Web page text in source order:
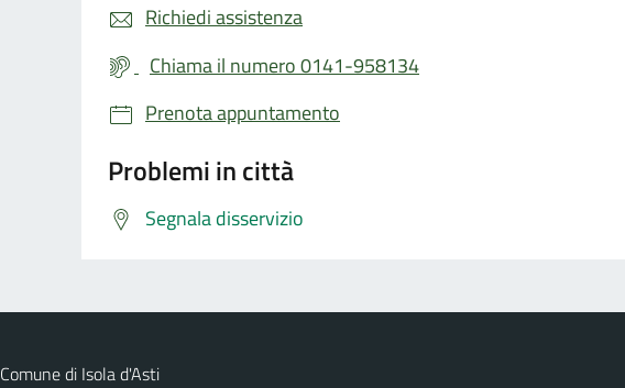
Richiedi assistenza
Chiama il numero 0141-958134
Prenota appuntamento
Problemi in città
Segnala disservizio
Comune di Isola d'Asti